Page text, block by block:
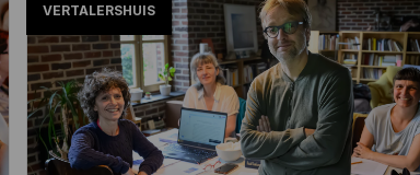
VERTALERSHUIS